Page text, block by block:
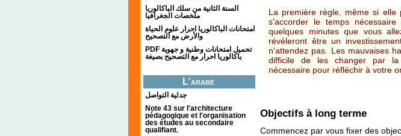
السنة الثانية من سلك الباكالوريا
ملخصات الجغرافيا
امتحانات الباكالوريا احرار علوم الحياة
والأرض مع التصحيح
PDF تحميل امتحانات وطنية و جهوية
باكالوريا احرار مع التصحيح بصيغة
L'arabe
جدلية التواصل
Note 43 sur l'architecture
pédagogique et l'organisation
des études au secondaire
qualifiant.
La première règle, même si
s'accorder le temps
quelques minutes que vous
révéleront être un
n'attendez pas. Les mauvaises
difficile de les changer par
nécessaire pour réfléchir à votre
Objectifs à long terme
Commencez par vous fixer des